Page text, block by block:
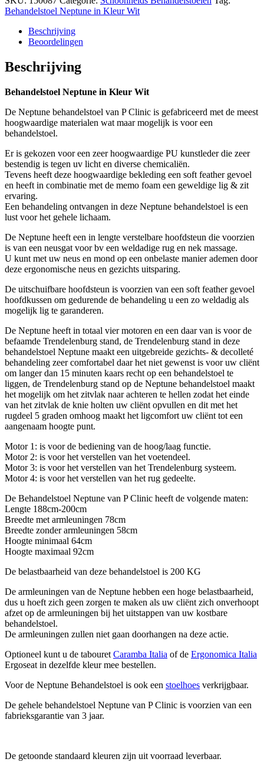
Wit
hoeveelheid
Behandelstoel Neptune in Kleur Wit
Beschrijving
Beoordelingen
Beschrijving
Behandelstoel Neptune in Kleur Wit
De Neptune behandelstoel van P Clinic is gefabriceerd met de meest
hoogwaardige materialen wat maar mogelijk is voor een
behandelstoel.
Er is gekozen voor een zeer hoogwaardige PU kunstleder die zeer
bestendig is tegen uv licht en diverse chemicaliën.
Tevens heeft deze hoogwaardige bekleding een soft feather gevoel
en heeft in combinatie met de memo foam een geweldige lig & zit
ervaring.
Een behandeling ontvangen in deze Neptune behandelstoel is een
lust voor het gehele lichaam.
De Neptune heeft een in lengte verstelbare hoofdsteun die voorzien
is van een neusgat voor bv een weldadige rug en nek massage.
U kunt met uw neus en mond op een onbelaste manier ademen door
deze ergonomische neus en gezichts uitsparing.
De uitschuifbare hoofdsteun is voorzien van een soft feather gevoel
hoofdkussen om gedurende de behandeling u een zo weldadig als
mogelijk lig te garanderen.
De Neptune heeft in totaal vier motoren en een daar van is voor de
befaamde Trendelenburg stand, de Trendelenburg stand in deze
behandelstoel Neptune maakt een uitgebreide gezichts- & decolleté
behandeling zeer comfortabel daar het niet gewenst is voor uw cliënt
om langer dan 15 minuten kaars recht op een behandelstoel te
liggen, de Trendelenburg stand op de Neptune behandelstoel maakt
het mogelijk om het zitvlak naar achteren te hellen zodat het einde
van het zitvlak de knie holten uw cliënt opvullen en dit met het
rugdeel 5 graden omhoog maakt het ligcomfort uw cliënt tot een
aangenaam hoogte punt.
Motor 1: is voor de bediening van de hoog/laag functie.
Motor 2: is voor het verstellen van het voetendeel.
Motor 3: is voor het verstellen van het Trendelenburg systeem.
Motor 4: is voor het verstellen van het rug gedeelte.
De Behandelstoel Neptune van P Clinic heeft de volgende maten:
Lengte 188cm-200cm
Breedte met armleuningen 78cm
Breedte zonder armleuningen 58cm
Hoogte minimaal 64cm
Hoogte maximaal 92cm
De belastbaarheid van deze behandelstoel is 200 KG
De armleuningen van de Neptune hebben een hoge belastbaarheid,
dus u hoeft zich geen zorgen te maken als uw cliënt zich onverhoopt
afzet op de armleuningen bij het uitstappen van uw kostbare
behandelstoel.
De armleuningen zullen niet gaan doorhangen na deze actie.
Optioneel kunt u de tabouret Caramba Italia of de Ergonomica Italia
Ergoseat in dezelfde kleur mee bestellen.
Voor de Neptune Behandelstoel is ook een stoelhoes verkrijgbaar.
De gehele behandelstoel Neptune van P Clinic is voorzien van een
fabrieksgarantie van 3 jaar.
De getoonde standaard kleuren zijn uit voorraad leverbaar.